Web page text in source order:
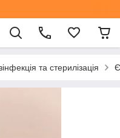
та стерилізація